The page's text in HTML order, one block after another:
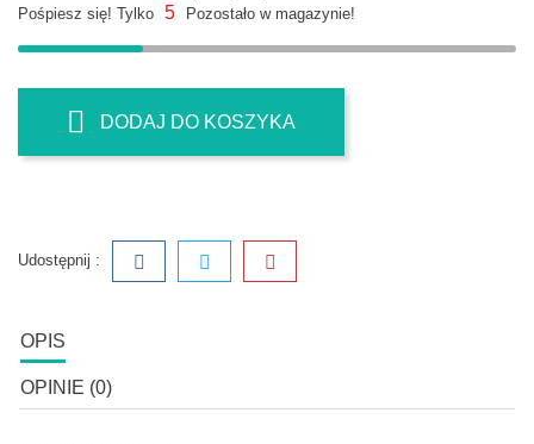
Pośpiesz się! Tylko 5 Pozostało w magazynie!
DODAJ DO KOSZYKA
Udostępnij :
OPIS
OPINIE (0)